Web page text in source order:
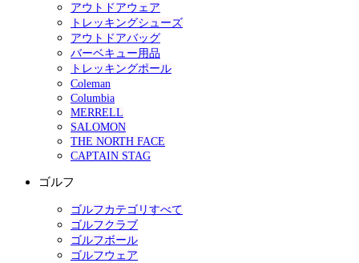
アウトドアウェア
トレッキングシューズ
アウトドアバッグ
バーベキュー用品
トレッキングポール
Coleman
Columbia
MERRELL
SALOMON
THE NORTH FACE
CAPTAIN STAG
ゴルフ
ゴルフカテゴリすべて
ゴルフクラブ
ゴルフボール
ゴルフウェア